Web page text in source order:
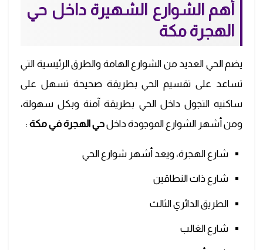
أهم الشوارع الشهيرة داخل حي
الهجرة مكة
يضم الحي العديد من الشوارع الهامة والطرق الرئيسية التي
تساعد على تقسيم الحي بطريقة صحيحة تسهل على
ساكنيه التجول داخل الحي بطريقة آمنة وبكل سهولة،
ومن أشهر الشوارع الموجودة داخلحي الهجرة في مكة :
شارع الهجرة، ويعد أشهر شوارع الحي
شارع ذات النطاقين
الطريق الدائري الثالث
شارع الغالب